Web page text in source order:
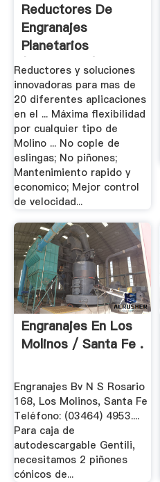
Reductores De
Engranajes
Planetarios
(epicicloidal),.
Reductores y soluciones
innovadoras para mas de
20 diferentes aplicaciones
en el ... Máxima flexibilidad
por cualquier tipo de
Molino ... No cople de
eslingas; No piñones;
Mantenimiento rapido y
economico; Mejor control
de velocidad...
Engranajes En Los
Molinos / Santa Fe .
Engranajes Bv N S Rosario
168, Los Molinos, Santa Fe
Teléfono: (03464) 4953....
Para caja de
autodescargable Gentili,
necesitamos 2 piñones
cónicos de...